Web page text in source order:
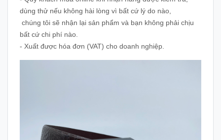
dùng thử nếu không hài lòng vì bất cứ lý do nào,
chúng tôi sẽ nhận lại sản phẩm và bạn không phải chịu
bất cứ chi phí nào.
- Xuất được hóa đơn (VAT) cho doanh nghiệp.